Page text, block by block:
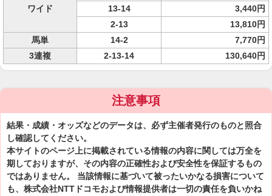
ワイド
13-14
3,440円
2-13
13,810円
馬単
14-2
7,770円
3連複
2-13-14 130,640円
注意事項
結果・成績・オッズなどのデータは、必ず主催者発行のものと照合
し確認してください。
本サイトのページ上に掲載されている情報の内容に関しては万全を
期しておりますが、その内容の正確性および安全性を保証するもの
ではありません。 当該情報に基づいて被ったいかなる損害について
も、株式会社NTTドコモおよび情報提供者は一切の責任を負いかね